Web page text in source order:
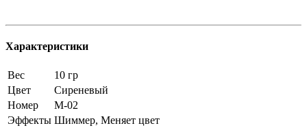
Характеристики
Вес
10 гр
Цвет
Сиреневый
Номер
M-02
Эффекты Шиммер, Меняет цвет